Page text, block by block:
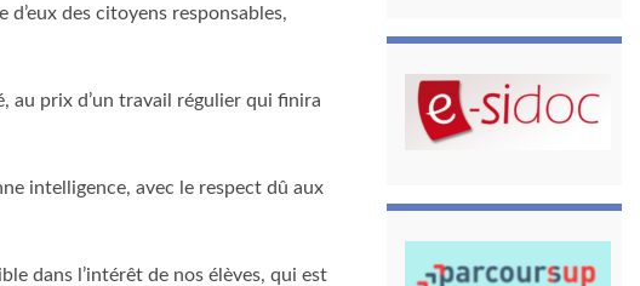
des citoyens responsables,
au prix d’un travail régulier qui finira
intelligence, avec le respect dû aux
dans l’intérêt de nos élèves, qui est